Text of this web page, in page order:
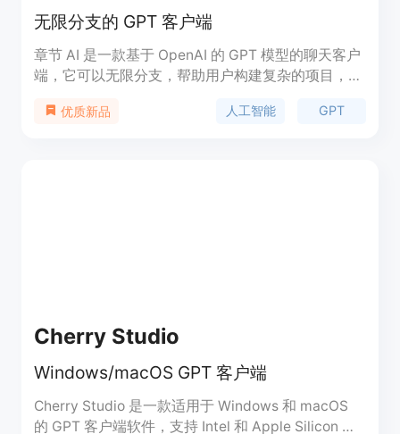
无限分支的 GPT 客户端
章节 AI 是一款基于 OpenAI 的 GPT 模型的聊天客户
端，它可以无限分支，帮助用户构建复杂的项目，并
作、开发等领域，用户可以创建无限数量的项目，并
优质新品 人工智能 GPT
Cherry Studio
Windows/macOS GPT 客户端
Cherry Studio 是一款适用于 Windows 和 macOS
的 GPT 客户端软件，支持 Intel 和 Apple Silicon 架